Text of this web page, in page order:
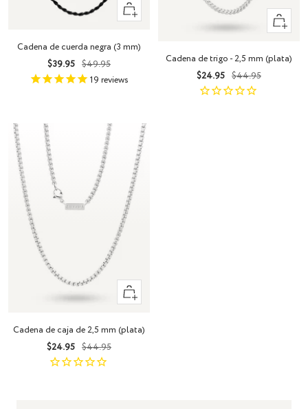
Vista
rápida
Cadena de cuerda negra (3 mm)
Precio
de
$39.95 Precio
normal
$49.95
19 reviews
Vista
rápida
Cadena de trigo - 2,5 mm (plata)
Precio
de
$24.95 Precio
normal
$44.95
Vista
rápida
Cadena de caja de 2,5 mm (plata)
Precio
de
$24.95 Precio
normal
$44.95